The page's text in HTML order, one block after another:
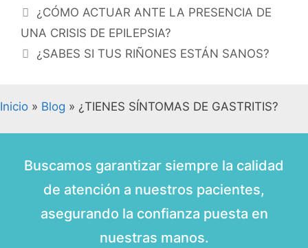
¿CÓMO ACTUAR ANTE LA PRESENCIA DE
UNA CRISIS DE EPILEPSIA?
¿SABES SI TUS RIÑONES ESTÁN SANOS?
Inicio » Blog » ¿TIENES SÍNTOMAS DE GASTRITIS?
Buscamos garantizar siempre la calidad
de atención a nuestros pacientes,
asegurando la confianza puesta en
nuestras manos.